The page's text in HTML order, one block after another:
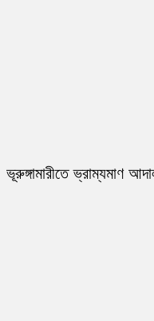
ভূরুঙ্গামারীতে ভ্রাম্যমাণ